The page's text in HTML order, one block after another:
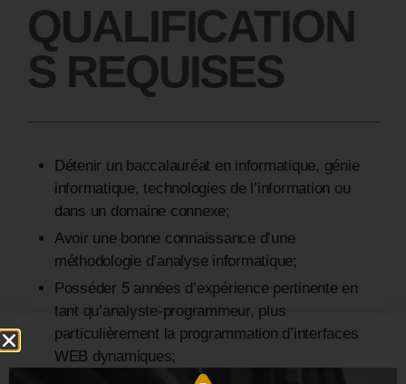
QUALIFICATION
SREQUISES
Détenir un baccalauréat en informatique, génie
informatique, technologies de l’information ou
dans un domaine connexe;
Avoir une bonne connaissance d’une
méthodologie d’analyse informatique;
Posséder 5 années d’expérience pertinente en
tant qu’analyste-programmeur, plus
particulièrement la programmation d’interfaces
WEB dynamiques;